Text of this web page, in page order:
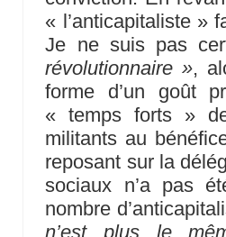
« l’anticapitaliste »
Je ne suis pas
révolutionnaire »,
forme d’un goût
« temps forts »
militants au
reposant sur la
sociaux n’a pas
nombre
n’est plus le